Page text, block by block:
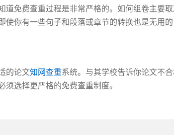
免费查重过程是非常严格的。如何组卷主要
你有一些句子和段落或章节的转换也是无用
的论文知网查重系统。与其学校告诉你论文不
选择更严格的免费查重制度。